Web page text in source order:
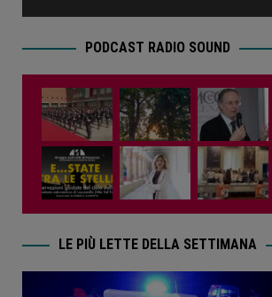
PODCAST RADIO SOUND
LE PIÙ LETTE DELLA SETTIMANA